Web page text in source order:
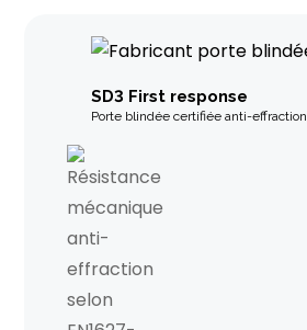
SD3 First response
Porte blindée certifiée anti-